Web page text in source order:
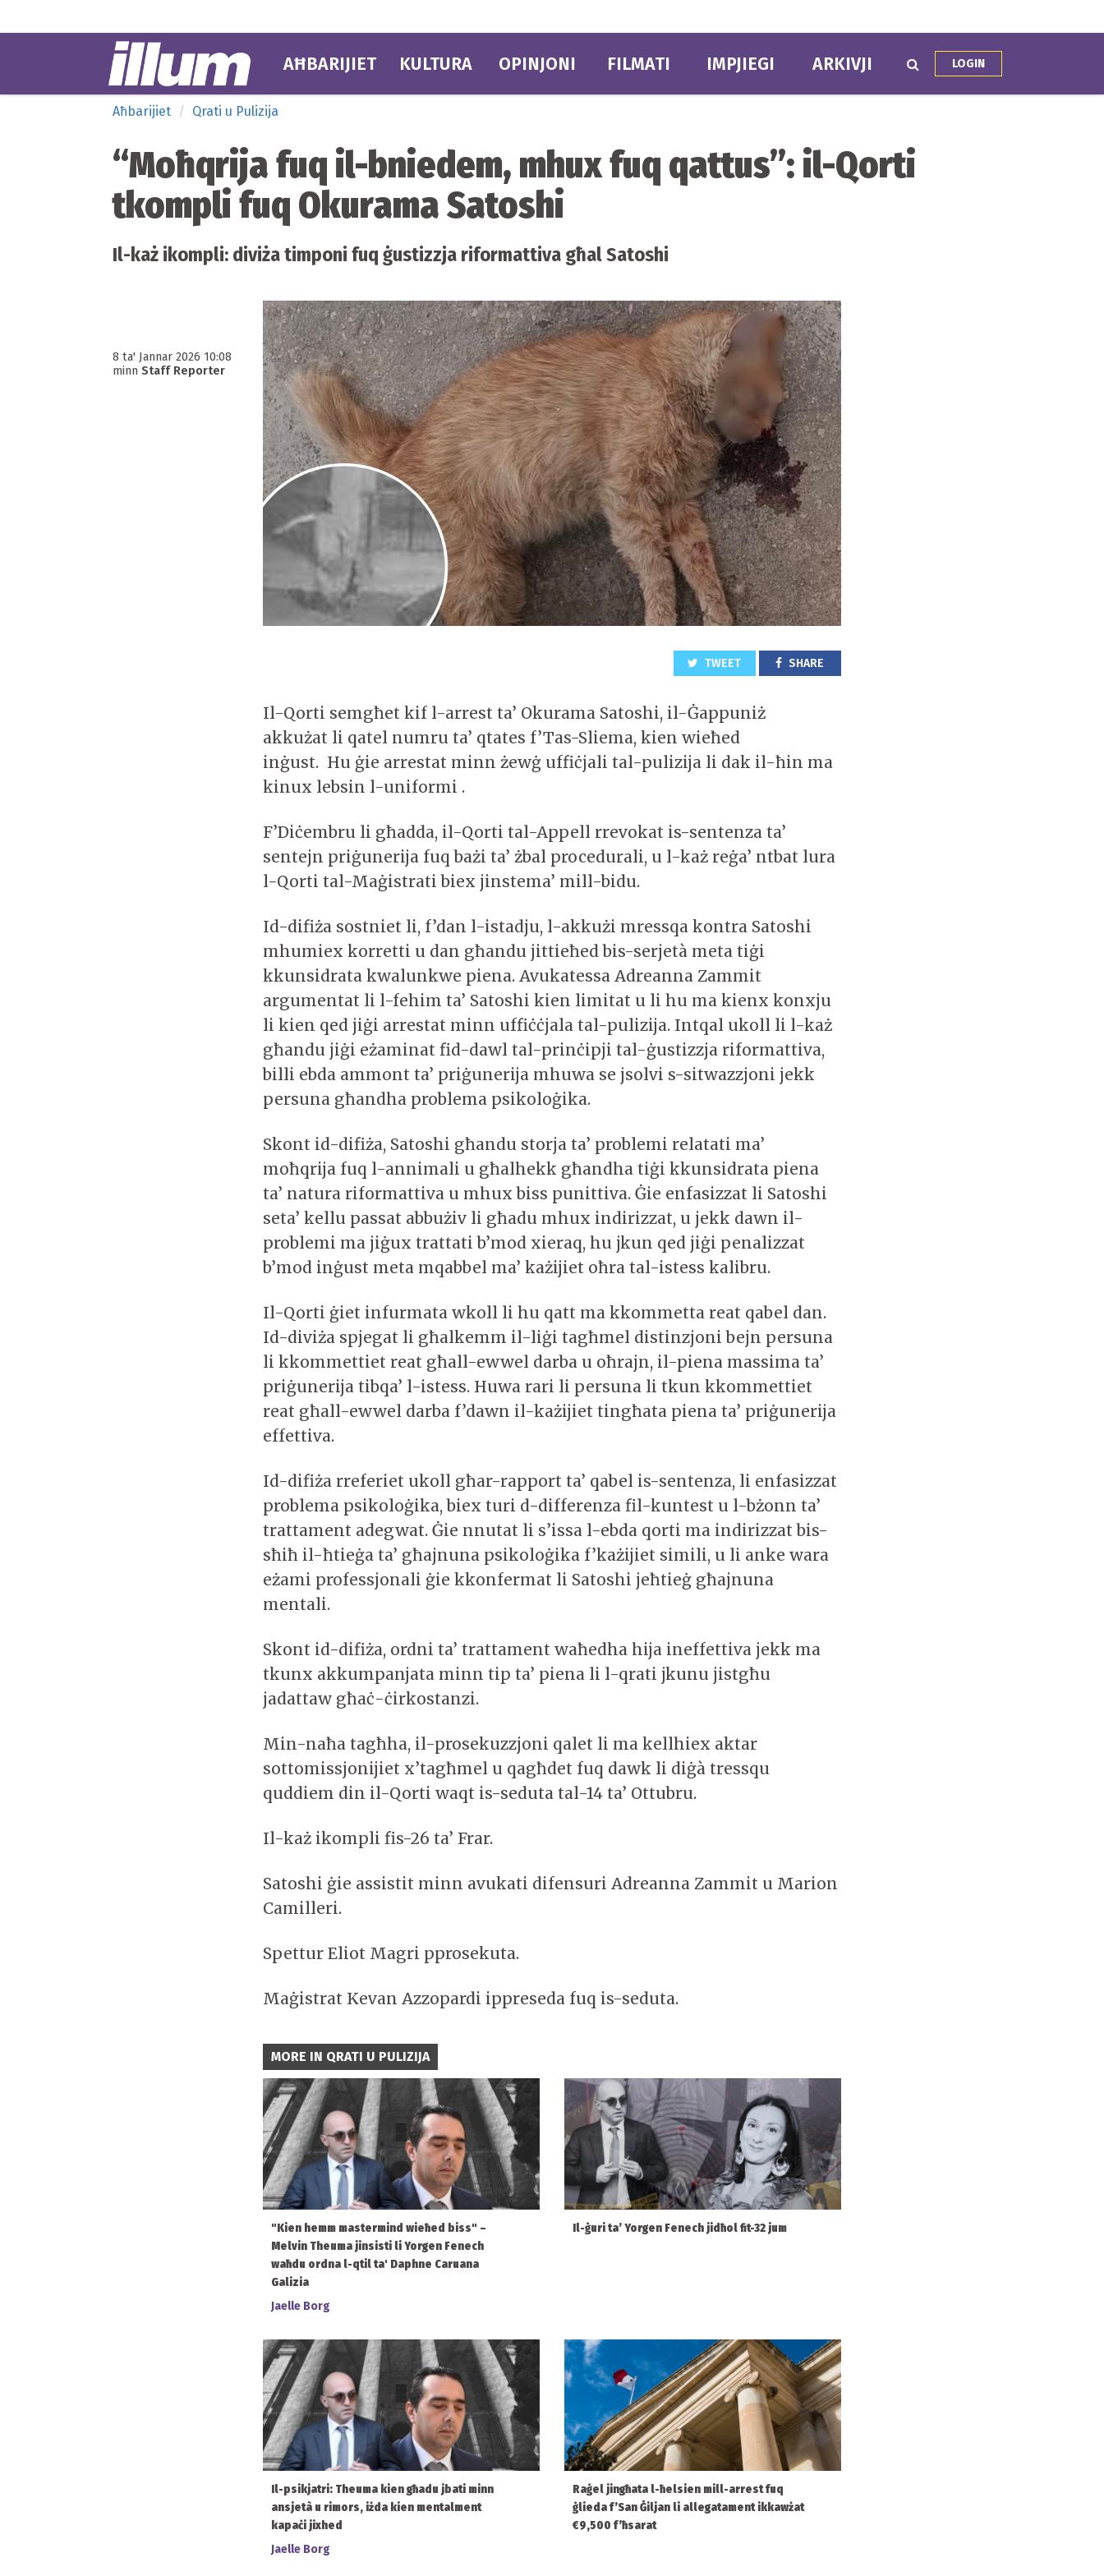
AĦBARIJIET KULTURA OPINJONI FILMATI IMPJIEGI ARKIVJI LOGIN
Aħbarijiet Qrati u Pulizija
“Moħqrija fuq il-bniedem, mhux fuq qattus”: il-Qorti
tkompli fuq Okurama Satoshi
Il-każ ikompli: diviża timponi fuq ġustizzja riformattiva għal Satoshi
8 ta' Jannar 2026 10:08
minn Staff Reporter
TWEET SHARE
Il-Qorti semgħet kif l-arrest ta’ Okurama Satoshi, il-Ġappuniż
akkużat li qatel numru ta’ qtates f’Tas-Sliema, kien wieħed
inġust. Hu ġie arrestat minn żewġ uffiċjali tal-pulizija li dak il-ħin ma
kinux lebsin l-uniformi .
F’Diċembru li għadda, il-Qorti tal-Appell rrevokat is-sentenza ta’
sentejn priġunerija fuq bażi ta’ żbal procedurali, u l-każ reġa’ ntbat lura
l-Qorti tal-Maġistrati biex jinstema’ mill-bidu.
Id-difiża sostniet li, f’dan l-istadju, l-akkużi mressqa kontra Satoshi
mhumiex korretti u dan għandu jittieħed bis-serjetà meta tiġi
kkunsidrata kwalunkwe piena. Avukatessa Adreanna Zammit
argumentat li l-fehim ta’ Satoshi kien limitat u li hu ma kienx konxju
li kien qed jiġi arrestat minn uffiċċjala tal-pulizija. Intqal ukoll li l-każ
għandu jiġi eżaminat fid-dawl tal-prinċipji tal-ġustizzja riformattiva,
billi ebda ammont ta’ priġunerija mhuwa se jsolvi s-sitwazzjoni jekk
persuna għandha problema psikoloġika.
Skont id-difiża, Satoshi għandu storja ta’ problemi relatati ma’
moħqrija fuq l-annimali u għalhekk għandha tiġi kkunsidrata piena
ta’ natura riformattiva u mhux biss punittiva. Ġie enfasizzat li Satoshi
seta’ kellu passat abbużiv li għadu mhux indirizzat, u jekk dawn il-
problemi ma jiġux trattati b’mod xieraq, hu jkun qed jiġi penalizzat
b’mod inġust meta mqabbel ma’ każijiet oħra tal-istess kalibru.
Il-Qorti ġiet infurmata wkoll li hu qatt ma kkommetta reat qabel dan.
Id-diviża spjegat li għalkemm il-liġi tagħmel distinzjoni bejn persuna
li kkommettiet reat għall-ewwel darba u oħrajn, il-piena massima ta’
priġunerija tibqa’ l-istess. Huwa rari li persuna li tkun kkommettiet
reat għall-ewwel darba f’dawn il-każijiet tingħata piena ta’ priġunerija
effettiva.
Id-difiża rreferiet ukoll għar-rapport ta’ qabel is-sentenza, li enfasizzat
problema psikoloġika, biex turi d-differenza fil-kuntest u l-bżonn ta’
trattament adegwat. Ġie nnutat li s’issa l-ebda qorti ma indirizzat bis-
sħiħ il-ħtieġa ta’ għajnuna psikoloġika f’każijiet simili, u li anke wara
eżami professjonali ġie kkonfermat li Satoshi jeħtieġ għajnuna
mentali.
Skont id-difiża, ordni ta’ trattament waħedha hija ineffettiva jekk ma
tkunx akkumpanjata minn tip ta’ piena li l-qrati jkunu jistgħu
jadattaw għaċ-ċirkostanzi.
Min-naħa tagħha, il-prosekuzzjoni qalet li ma kellhiex aktar
sottomissjonijiet x’tagħmel u qagħdet fuq dawk li diġà tressqu
quddiem din il-Qorti waqt is-seduta tal-14 ta’ Ottubru.
Il-każ ikompli fis-26 ta’ Frar.
Satoshi ġie assistit minn avukati difensuri Adreanna Zammit u Marion
Camilleri.
Spettur Eliot Magri pprosekuta.
Maġistrat Kevan Azzopardi ippreseda fuq is-seduta.
MORE IN QRATI U PULIZIJA
"Kien hemm mastermind wieħed biss" –
Melvin Theuma jinsisti li Yorgen Fenech
waħdu ordna l-qtil ta' Daphne Caruana
Galizia
Jaelle Borg
Il-ġuri ta’ Yorgen Fenech jidħol fit-32 jum
Il-psikjatri: Theuma kien għadu jbati minn
ansjetà u rimors, iżda kien mentalment
kapaċi jixhed
Jaelle Borg
Raġel jingħata l-ħelsien mill-arrest fuq
ġlieda f’San Ġiljan li allegatament ikkawżat
€9,500 f’ħsarat